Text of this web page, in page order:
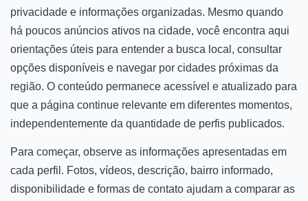
privacidade e informações organizadas. Mesmo quando
há poucos anúncios ativos na cidade, você encontra aqui
orientações úteis para entender a busca local, consultar
opções disponíveis e navegar por cidades próximas da
região. O conteúdo permanece acessível e atualizado para
que a página continue relevante em diferentes momentos,
independentemente da quantidade de perfis publicados.
Para começar, observe as informações apresentadas em
cada perfil. Fotos, vídeos, descrição, bairro informado,
disponibilidade e formas de contato ajudam a comparar as